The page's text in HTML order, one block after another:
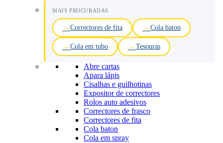
MAIS PROCURADAS
Correctores de fita Cola baton
Cola em tubo Tesouras
Abre cartas
Apara lápis
Cisalhas e guilhotinas
Expositor de correctores
Rolos auto adesivos
Correctores de frasco
Correctores de fita
Cola baton
Cola em spray